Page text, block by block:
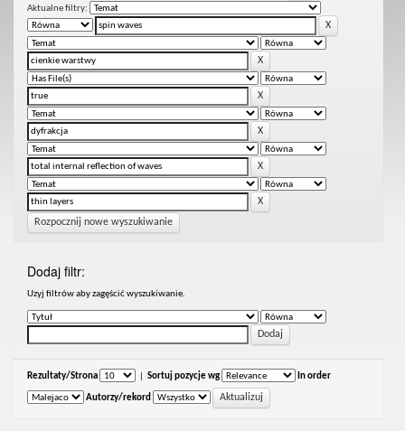
Aktualne filtry:
Rozpocznij nowe wyszukiwanie
Dodaj filtr:
Uzyj filtrów aby zagęścić wyszukiwanie.
Rezultaty/Strona Sortuj pozycje wg In order
Autorzy/rekord